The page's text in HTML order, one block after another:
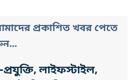
প্রকাশিত খবর পেতে
লাইফস্টাইল,